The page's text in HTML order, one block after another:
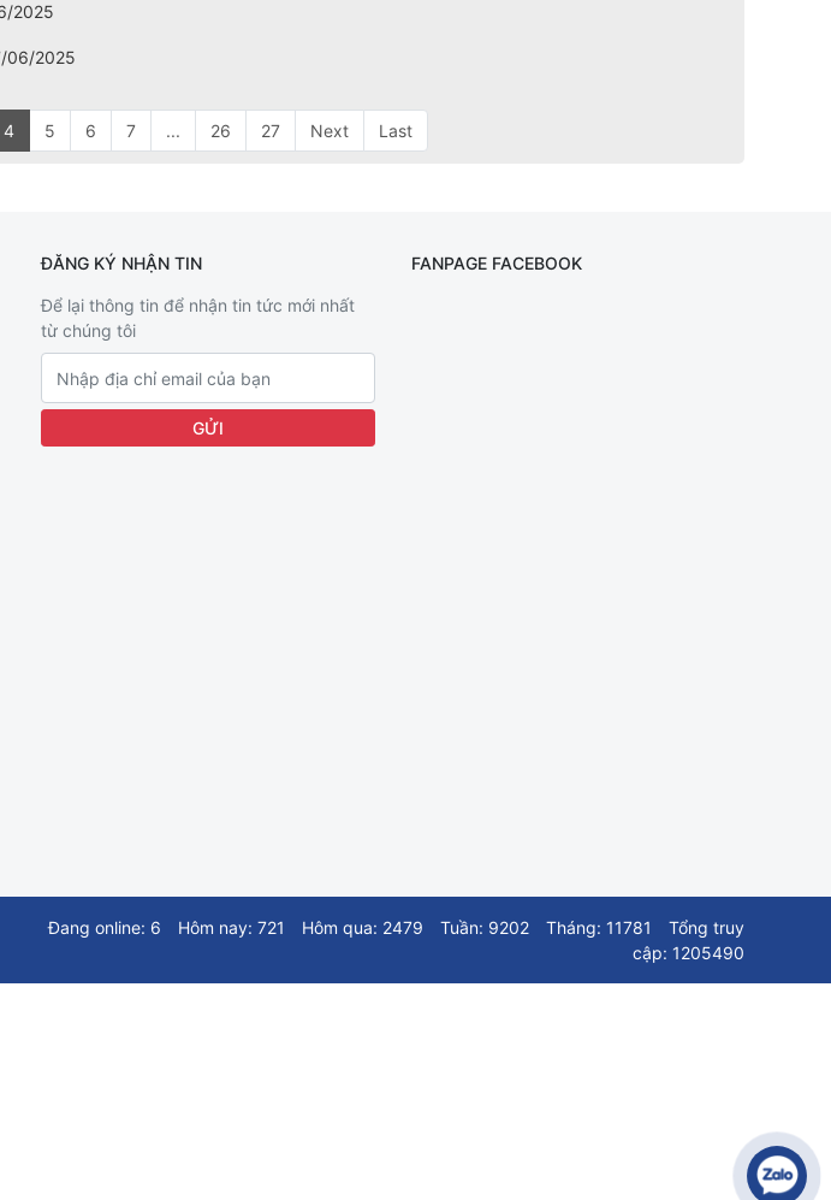
2025
06/2025
4 5 6 7 ... 26 27 Next Last
ĐĂNG KÝ NHẬN TIN
Để lại thông tin để nhận tin tức mới nhất
từ chúng tôi
FANPAGE FACEBOOK
Đang online: 6 Hôm nay: 721 Hôm qua: 2479 Tuần: 9202 Tháng: 11781
Tổng truy
cập: 1205490